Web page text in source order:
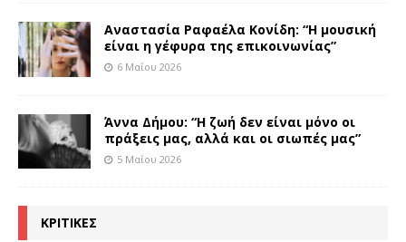
Αναστασία Ραφαέλα Κονίδη: “Η μουσική
είναι η γέφυρα της επικοινωνίας”
6 Μαΐου 2026
Άννα Δήμου: “Η ζωή δεν είναι μόνο οι
πράξεις μας, αλλά και οι σιωπές μας”
5 Μαΐου 2026
ΚΡΙΤΙΚΕΣ